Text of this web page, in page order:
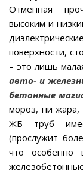
Отменная
высоким и
поверхности,
– это лишь
авто- и
бетонные
мороз, ни жара,
ЖБ труб
(прослужит
что особенно